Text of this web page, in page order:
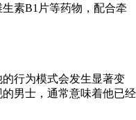
素B1片等药物，配合牵
行为模式会发生显著变
男士，通常意味着他已经